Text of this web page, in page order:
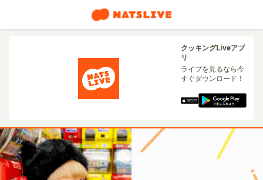
クッキングLiveアプ
リ
ライブを見るなら今
すぐダウンロード！